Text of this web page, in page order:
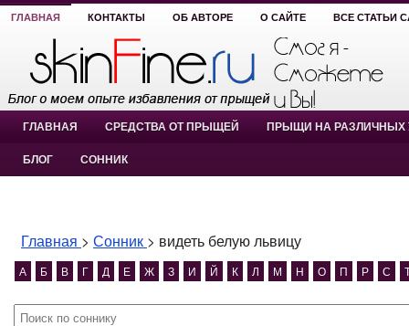
ГЛАВНАЯ КОНТАКТЫ ОБ АВТОРЕ О САЙТЕ ВСЕ СТАТЬИ
ГЛАВНАЯ СРЕДСТВА ОТ ПРЫЩЕЙ ПРЫЩИ НА РАЗЛИЧНЫХ
БЛОГ СОННИК
Главная > Сонник > видеть белую львицу
А Б В Г Д Е Ж З И Й К Л М Н О П Р С